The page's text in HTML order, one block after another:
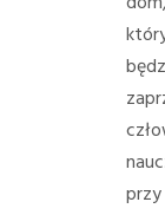
przy